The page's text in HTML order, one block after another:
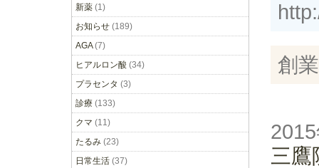
創
三鷹
新薬 (1)
お知らせ (189)
AGA(7)
ヒアルロン酸 (34)
プラセンタ (3)
診療 (133)
クマ (11)
たるみ (23)
日常生活 (37)